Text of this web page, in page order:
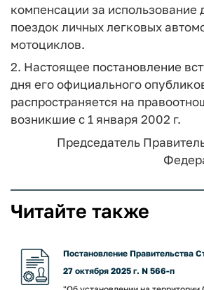
компенсации за использование
поездок личных легковых
мотоциклов.
2. Настоящее постановление
дня его официального
распространяется на
возникшие с 1 января 2002 г.
Председатель
Читайте также
Постановление Правительства
27 октября 2025 г. N 566-п